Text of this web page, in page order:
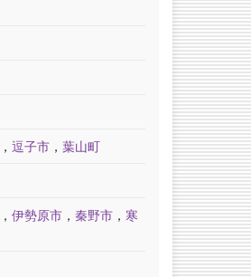
， 逗子市 ， 葉山町
， 伊勢原市 ， 秦野市 ， 寒